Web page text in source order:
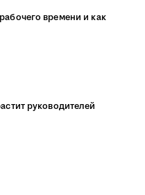
времени и как
руководителей